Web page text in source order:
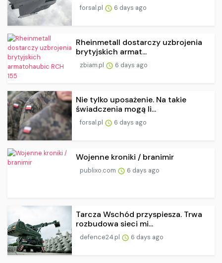
forsal.pl 6 days ago
Rheinmetall dostarczy uzbrojenia
brytyjskich armat...
zbiam.pl 6 days ago
Nie tylko uposażenie. Na takie
świadczenia mogą li...
forsal.pl 6 days ago
Wojenne kroniki / branimir
publixo.com 6 days ago
Tarcza Wschód przyspiesza. Trwa
rozbudowa sieci mi...
defence24.pl 6 days ago